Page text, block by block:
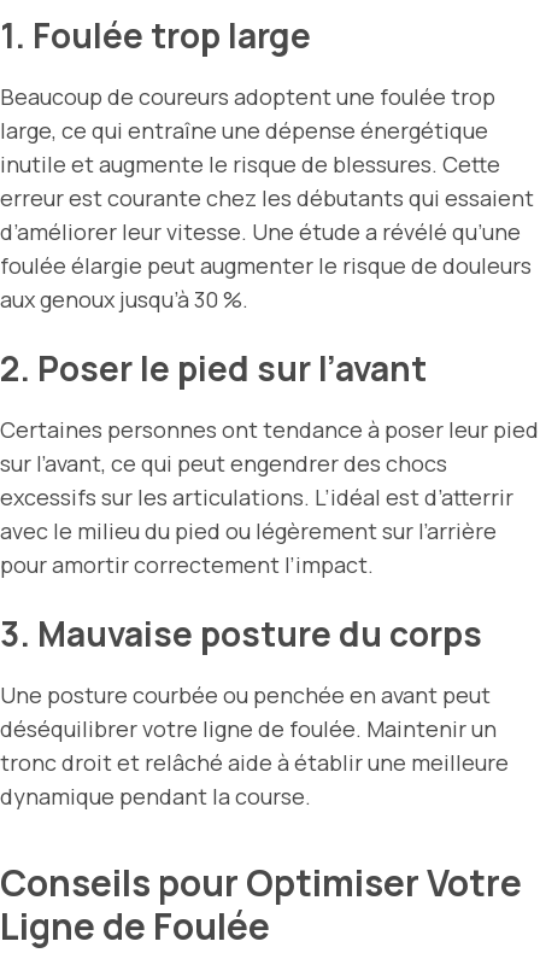
1. Foulée trop large
Beaucoup de coureurs adoptent une foulée trop
large, ce qui entraîne une dépense énergétique
inutile et augmente le risque de blessures. Cette
erreur est courante chez les débutants qui essaient
d’améliorer leur vitesse. Une étude a révélé qu’une
foulée élargie peut augmenter le risque de douleurs
aux genoux jusqu’à 30 %.
2. Poser le pied sur l’avant
Certaines personnes ont tendance à poser leur pied
sur l’avant, ce qui peut engendrer des chocs
excessifs sur les articulations. L’idéal est d’atterrir
avec le milieu du pied ou légèrement sur l’arrière
pour amortir correctement l’impact.
3. Mauvaise posture du corps
Une posture courbée ou penchée en avant peut
déséquilibrer votre ligne de foulée. Maintenir un
tronc droit et relâché aide à établir une meilleure
dynamique pendant la course.
Conseils pour Optimiser Votre
Ligne de Foulée